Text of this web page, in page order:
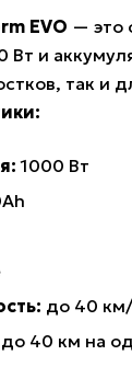
EVO — это
Вт и
так и
1000 Вт
до 40
до 40 км на